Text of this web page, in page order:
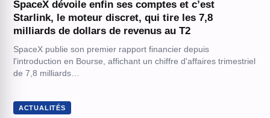
SpaceX dévoile enfin ses comptes et c’est
Starlink, le moteur discret, qui tire les 7,8
milliards de dollars de revenus au T2
SpaceX publie son premier rapport financier depuis
l'introduction en Bourse, affichant un chiffre d'affaires trimestriel
de 7,8 milliards…
ACTUALITÉS